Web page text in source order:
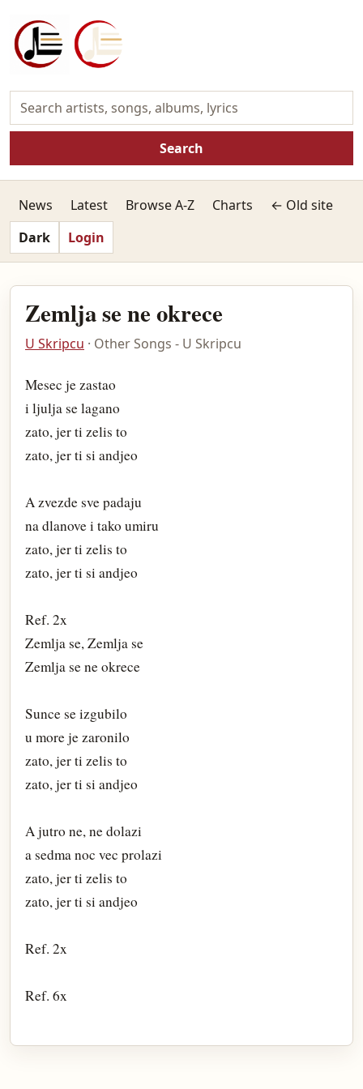
Search
News Latest Browse A-Z Charts
← Old site
Dark
Login
Zemlja se ne okrece
U Skripcu · Other Songs - U Skripcu
Mesec je zastao
i ljulja se lagano
zato, jer ti zelis to
zato, jer ti si andjeo
A zvezde sve padaju
na dlanove i tako umiru
zato, jer ti zelis to
zato, jer ti si andjeo
Ref. 2x
Zemlja se, Zemlja se
Zemlja se ne okrece
Sunce se izgubilo
u more je zaronilo
zato, jer ti zelis to
zato, jer ti si andjeo
A jutro ne, ne dolazi
a sedma noc vec prolazi
zato, jer ti zelis to
zato, jer ti si andjeo
Ref. 2x
Ref. 6x